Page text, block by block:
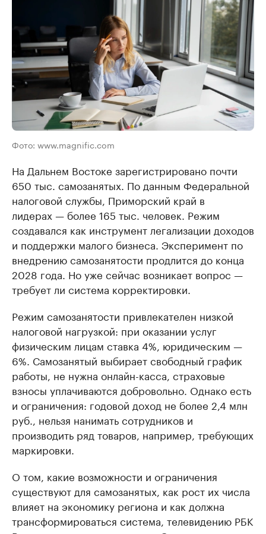
Фото: www.magnific.com
На Дальнем Востоке зарегистрировано почти
650 тыс. самозанятых. По данным Федеральной
налоговой службы, Приморский край в
лидерах — более 165 тыс. человек. Режим
создавался как инструмент легализации доходов
и поддержки малого бизнеса. Эксперимент по
внедрению самозанятости продлится до конца
2028 года. Но уже сейчас возникает вопрос —
требует ли система корректировки.
Режим самозанятости привлекателен низкой
налоговой нагрузкой: при оказании услуг
физическим лицам ставка 4%, юридическим —
6%. Самозанятый выбирает свободный график
работы, не нужна онлайн-касса, страховые
взносы уплачиваются добровольно. Однако есть
и ограничения: годовой доход не более 2,4 млн
руб., нельзя нанимать сотрудников и
производить ряд товаров, например, требующих
маркировки.
О том, какие возможности и ограничения
существуют для самозанятых, как рост их числа
влияет на экономику региона и как должна
трансформироваться система, телевидению РБК